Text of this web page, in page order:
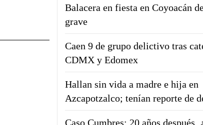
Balacera en fiesta en Coyoacán
grave
Caen 9 de grupo delictivo tras
CDMX y Edomex
Hallan sin vida a madre e hija en
Azcapotzalco; tenían reporte de
Caso Cumbres: 20 años después,